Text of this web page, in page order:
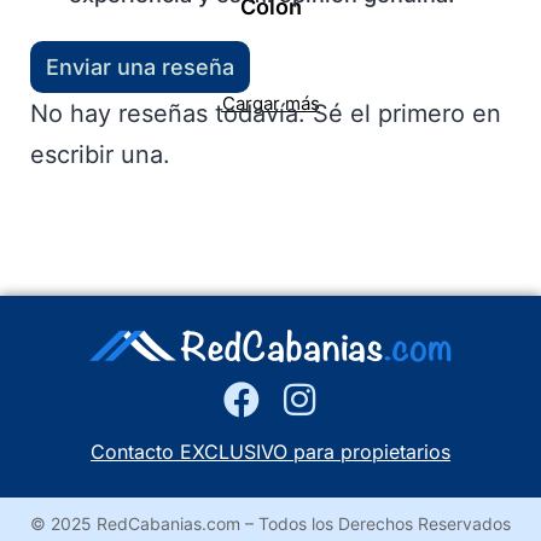
Colón
Cargar más
Enviar una reseña
No hay reseñas todavía. Sé el primero en
escribir una.
Contacto EXCLUSIVO para propietarios
© 2025 RedCabanias.com – Todos los Derechos Reservados